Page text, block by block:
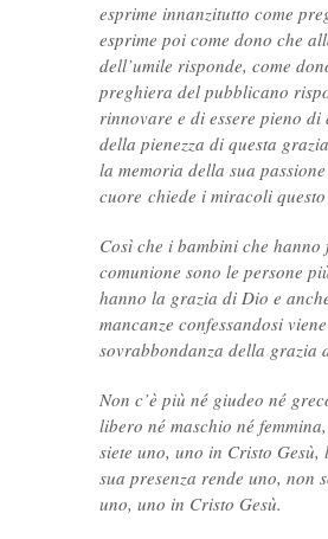
esprime innanzitutto come
esprime poi come dono che
dell’umile risponde, come
preghiera del pubblicano
rinnovare e di essere pieno di
della pienezza di questa
la memoria della sua
cuore chiede i miracoli
Così che i bambini che hanno
comunione sono le persone
hanno la grazia di Dio e
mancanze confessandosi
sovrabbondanza della grazia
Non c’è più né giudeo né
libero né maschio né
siete uno, uno in Cristo
sua presenza rende uno, non
uno, uno in Cristo Gesù.